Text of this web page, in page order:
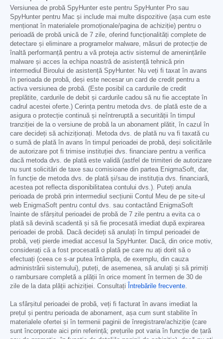
Versiunea de probă SpyHunter este pentru SpyHunter Pro sau
SpyHunter pentru Mac și include mai multe dispozitive (așa cum este
menționat în materialele promoționale/pagina de achiziție) pentru o
perioadă de probă unică de 7 zile, oferind funcționalități complete de
detectare și eliminare a programelor malware, măsuri de protecție de
înaltă performanță pentru a vă proteja activ sistemul de amenințările
malware și acces la echipa noastră de asistență tehnică prin
intermediul Biroului de asistență SpyHunter. Nu veți fi taxat în avans
în perioada de probă, deși este necesar un card de credit pentru a
activa versiunea de probă. (Este posibil ca cardurile de credit
preplătite, cardurile de debit și cardurile cadou să nu fie acceptate în
cadrul acestei oferte.) Cerința pentru metoda dvs. de plată este de a
asigura o protecție continuă și neîntreruptă a securității în timpul
tranziției de la o versiune de probă la un abonament plătit, în cazul în
care decideți să achiziționați. Metoda dvs. de plată nu va fi taxată cu
o sumă de plată în avans în timpul perioadei de probă, deși solicitările
de autorizare pot fi trimise instituției dvs. financiare pentru a verifica
dacă metoda dvs. de plată este validă (astfel de trimiteri de autorizare
nu sunt solicitări de taxe sau comisioane din partea EnigmaSoft, dar,
în funcție de metoda dvs. de plată și/sau de instituția dvs. financiară,
acestea pot reflecta disponibilitatea contului dvs.). Puteți anula
perioada de probă prin intermediul secțiunii Contul Meu de pe site-ul
web EnigmaSoft pentru contul dvs. sau contactând EnigmaSoft
înainte de sfârșitul perioadei de probă de 7 zile pentru a evita ca o
plată să devină scadentă și să fie procesată imediat după expirarea
perioadei de probă. Dacă decideți să anulați în timpul perioadei de
probă, veți pierde imediat accesul la SpyHunter. Dacă, din orice motiv,
considerați că a fost procesată o plată pe care nu ați dorit să o
efectuați (ceea ce s-ar putea întâmpla, de exemplu, din cauza
administrării sistemului), puteți, de asemenea, să anulați și să primiți
o rambursare completă a plății în orice moment în termen de 30 de
zile de la data plății achiziției. Consultați
Întrebările frecvente.
La sfârșitul perioadei de probă, veți fi facturat în avans imediat la
prețul și pentru perioada de abonament, așa cum sunt stabilite în
materialele ofertei și în termenii paginii de înregistrare/achiziție (care
sunt încorporate aici prin referință; prețurile pot varia în funcție de țară